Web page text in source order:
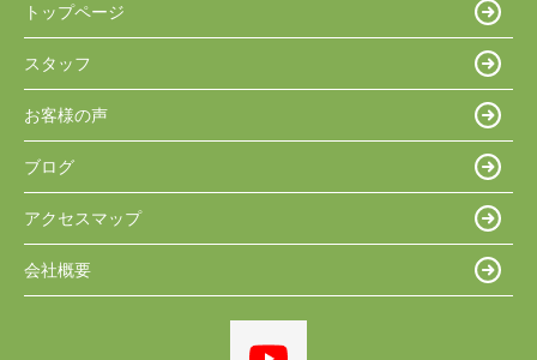
トップページ
スタッフ
お客様の声
ブログ
アクセスマップ
会社概要